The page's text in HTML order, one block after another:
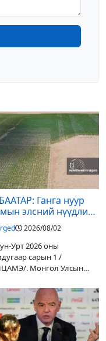
Ганга нуур
элсний нүүдлийг
туршилтын ажил
өгч эхэлжээ
2026/08/02
Урт 2026 оны
сарын 1 /
. Монгол Улсын
Ганга нуурыг
хамгаалах төслийг
төсвийн хөрөнгө
хийж буй.